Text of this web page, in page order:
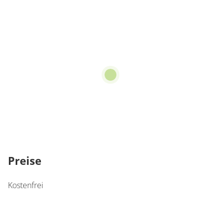
Preise
Kostenfrei